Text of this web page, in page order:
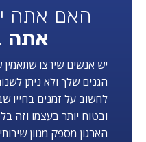
האם אתה
אתה
יש אנשים שירצו
הגנים שלך ולא ניתן
לחשוב על זמנים בחייו
ובטוח יותר בעצמו וזה
הארגון מספק מגוון